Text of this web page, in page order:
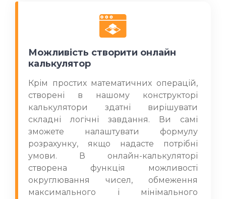
Можливість створити онлайн
калькулятор
Крім простих математичних операцій,
створені в нашому конструкторі
калькулятори здатні вирішувати
складні логічні завдання. Ви самі
зможете налаштувати формулу
розрахунку, якщо надасте потрібні
умови. В онлайн-калькуляторі
створена функція можливості
округлювання чисел, обмеження
максимального і мінімального